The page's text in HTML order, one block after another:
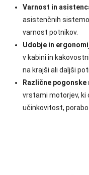
Varnost in
asistenčnih
varnost potnikov.
Udobje in
v kabini in
na krajši ali daljši poti.
Različne
vrstami motorjev, ki
učinkovitost, porabo